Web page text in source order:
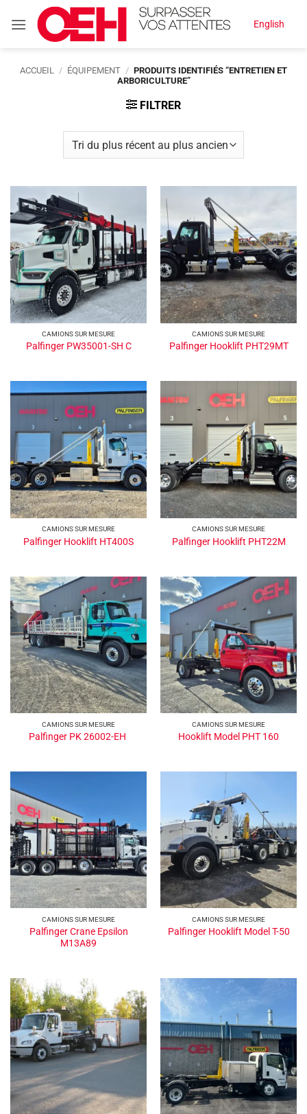
English
ACCUEIL / ÉQUIPEMENT / PRODUITS IDENTIFIÉS “ENTRETIEN ET
ARBORICULTURE”
FILTRER
CAMIONS SUR MESURE
Palfinger PW35001-SH C
CAMIONS SUR MESURE
Palfinger Hooklift PHT29MT
CAMIONS SUR MESURE
Palfinger Hooklift HT400S
CAMIONS SUR MESURE
Palfinger Hooklift PHT22M
CAMIONS SUR MESURE
Palfinger PK 26002-EH
CAMIONS SUR MESURE
Hooklift Model PHT 160
CAMIONS SUR MESURE
Palfinger Crane Epsilon
M13A89
CAMIONS SUR MESURE
Palfinger Hooklift Model T-50